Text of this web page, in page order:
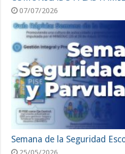
07/07/2026
Semana de la Seguridad